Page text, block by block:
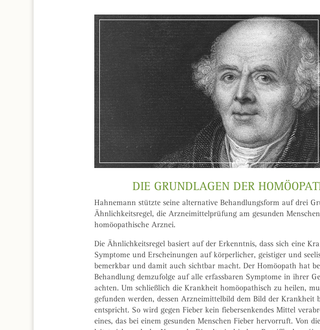
DIE GRUNDLAGEN DER
Hahnemann stützte seine alternative Behandlungsform auf drei
Ähnlichkeitsregel, die Arzneimittelprüfung am gesunden
homöopathische Arznei.
Die Ähnlichkeitsregel basiert auf der Erkenntnis, dass sich eine
Symptome und Erscheinungen auf körperlicher, geistiger und
bemerkbar und damit auch sichtbar macht. Der Homöopath hat
Behandlung demzufolge auf alle erfassbaren Symptome in ihrer
achten. Um schließlich die Krankheit homöopathisch zu heilen,
gefunden werden, dessen Arzneimittelbild dem Bild der Krankheit
entspricht. So wird gegen Fieber kein fiebersenkendes Mittel
eines, das bei einem gesunden Menschen Fieber hervorruft. Von